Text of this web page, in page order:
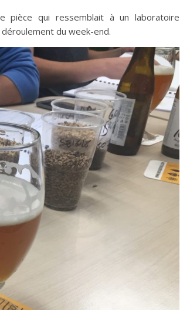
pièce qui ressemblait à un laboratoire
du week-end.